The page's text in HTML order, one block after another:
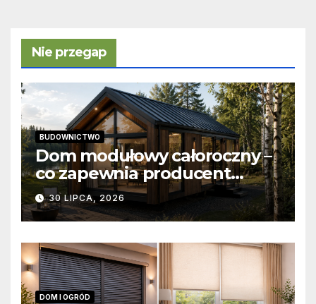
Nie przegap
BUDOWNICTWO
Dom modułowy całoroczny –
co zapewnia producent
domów modułowych?
30 LIPCA, 2026
DOM I OGRÓD